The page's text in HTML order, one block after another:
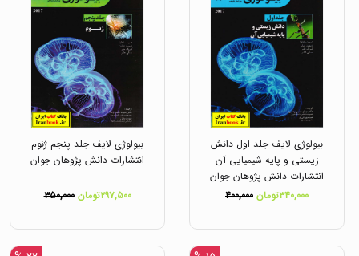
بیولوژی لایف جلد اول دانش
زیستی و پایه شیمیایی آن
انتشارات دانش پژوهان جوان
۳۴۰,۰۰۰تومان
۴۰۰,۰۰۰
بیولوژی لایف جلد پنجم ژنوم
انتشارات دانش پژوهان جوان
۲۹۷,۵۰۰تومان ۳۵۰,۰۰۰